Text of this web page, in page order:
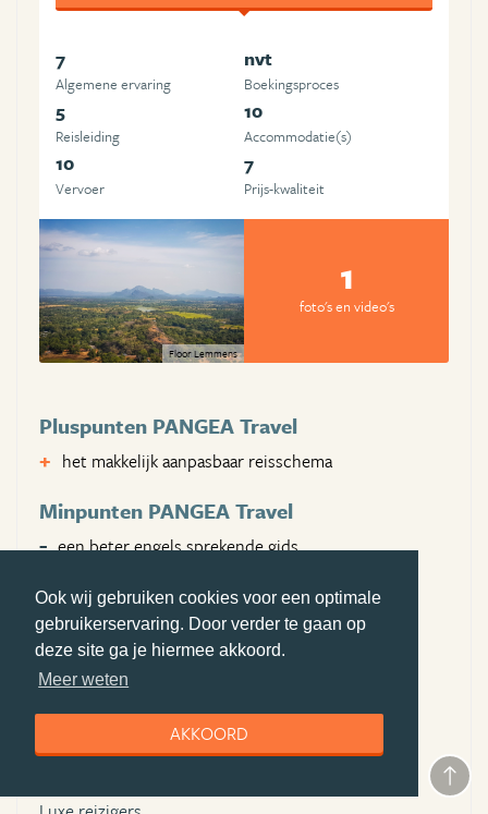
Ook wij gebruiken cookies voor een optimale
gebruikerservaring. Door verder te gaan op
deze site ga je hiermee akkoord.
Meer weten
AKKOORD
7
Algemene ervaring
nvt
Boekingsproces
5
Reisleiding
10
Accommodatie(s)
10
Vervoer
7
Prijs-kwaliteit
Floor Lemmens
1
foto's en video's
Pluspunten PANGEA Travel
het makkelijk aanpasbaar reisschema
Minpunten PANGEA Travel
een beter engels sprekende gids
Bezochte landen
sri lanka
Aangeraden voor:
Gezinnen,